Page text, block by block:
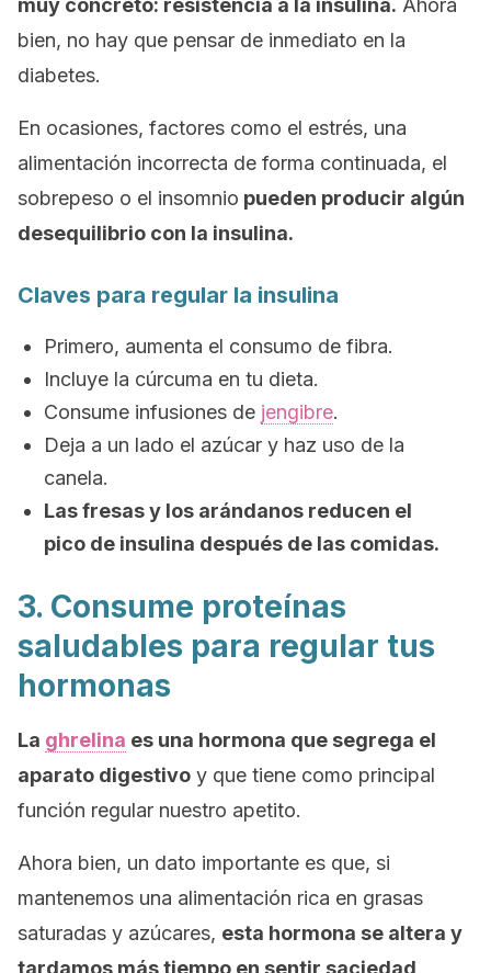
muy concreto: resistencia a la insulina. Ahora
bien, no hay que pensar de inmediato en la
diabetes.
En ocasiones, factores como el estrés, una
alimentación incorrecta de forma continuada, el
sobrepeso o el insomnio pueden producir algún
desequilibrio con la insulina.
Claves para regular la insulina
Primero, aumenta el consumo de fibra.
Incluye la cúrcuma en tu dieta.
Consume infusiones de jengibre.
Deja a un lado el azúcar y haz uso de la
canela.
Las fresas y los arándanos reducen el
pico de insulina después de las comidas.
3. Consume proteínas
saludables para regular tus
hormonas
La ghrelina es una hormona que segrega el
aparato digestivo y que tiene como principal
función regular nuestro apetito.
Ahora bien, un dato importante es que, si
mantenemos una alimentación rica en grasas
saturadas y azúcares, esta hormona se altera y
tardamos más tiempo en sentir saciedad